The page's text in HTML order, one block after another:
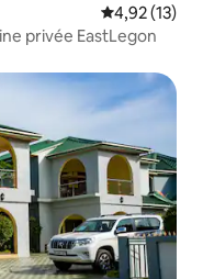
Évaluation
4,92 (13)
privée EastLegon